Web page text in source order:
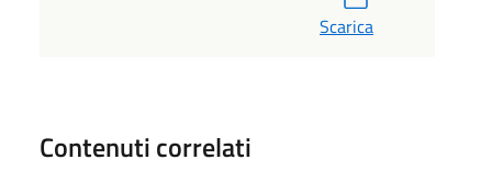
Scarica
Contenuti correlati